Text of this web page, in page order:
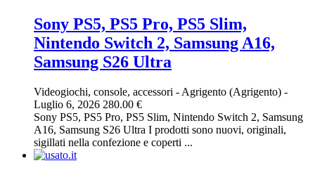
Sony PS5, PS5 Pro, PS5 Slim,
Nintendo Switch 2, Samsung A16,
Samsung S26 Ultra
Videogiochi, console, accessori - Agrigento (Agrigento) -
Luglio 6, 2026 280.00 €
Sony PS5, PS5 Pro, PS5 Slim, Nintendo Switch 2, Samsung
A16, Samsung S26 Ultra I prodotti sono nuovi, originali,
sigillati nella confezione e coperti ...